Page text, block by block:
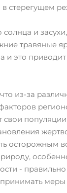
стерегущем
солнца и
травяные
и это
что из-за
свои
осторожным
- правильно